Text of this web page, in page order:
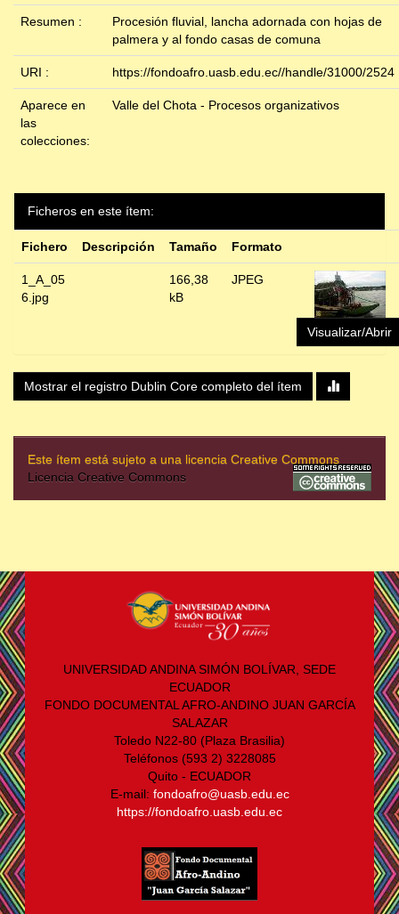
Resumen :
Procesión fluvial, lancha adornada con hojas de
palmera y al fondo casas de comuna
URI : https://fondoafro.uasb.edu.ec//handle/31000/2524
Aparece en
las
colecciones:
Valle del Chota - Procesos organizativos
Ficheros en este ítem:
Fichero Descripción Tamaño Formato
1_A_05
6.jpg
166,38
kB
JPEG
Visualizar/Abrir
Mostrar el registro Dublin Core completo del ítem
Este ítem está sujeto a una licencia Creative Commons
Licencia Creative Commons
UNIVERSIDAD ANDINA SIMÓN BOLÍVAR, SEDE
ECUADOR
FONDO DOCUMENTAL AFRO-ANDINO JUAN GARCÍA
SALAZAR
Toledo N22-80 (Plaza Brasilia)
Teléfonos (593 2) 3228085
Quito - ECUADOR
E-mail: fondoafro@uasb.edu.ec
https://fondoafro.uasb.edu.ec